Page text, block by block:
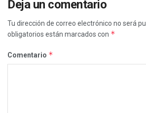
Deja un comentario
Tu dirección de correo electrónico no será
obligatorios están marcados con *
Comentario *